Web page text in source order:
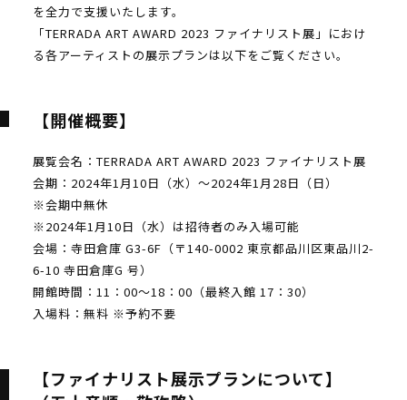
を全力で支援いたします。
「TERRADA ART AWARD 2023 ファイナリスト展」におけ
る各アーティストの展示プランは以下をご覧ください。
【開催概要】
展覧会名：TERRADA ART AWARD 2023 ファイナリスト展
会期：2024年1月10日（水）～2024年1月28日（日）
※会期中無休
※2024年1月10日（水）は招待者のみ入場可能
会場：寺田倉庫 G3-6F（〒140-0002 東京都品川区東品川2-
6-10 寺田倉庫G 号）
開館時間：11：00～18：00（最終入館 17：30）
入場料：無料 ※予約不要
【ファイナリスト展示プランについて】